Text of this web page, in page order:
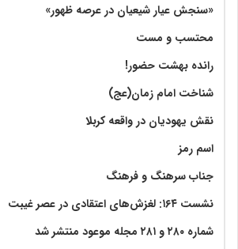
«سنجش عیار شیعیان در عرصه ظهور»
محتسب و مست
رانده بهشت‌ حضور!
شناخت امام زمان(عج)
نقش یهودیان در واقعه کربلا
اسم رمز
جناب سرهنگ و فرهنگ
نشست ۱۶۴: لغزش‌های اعتقادی در عصر غیبت
شماره ۲۸۰ و ۲۸۱ مجله موعود منتشر شد